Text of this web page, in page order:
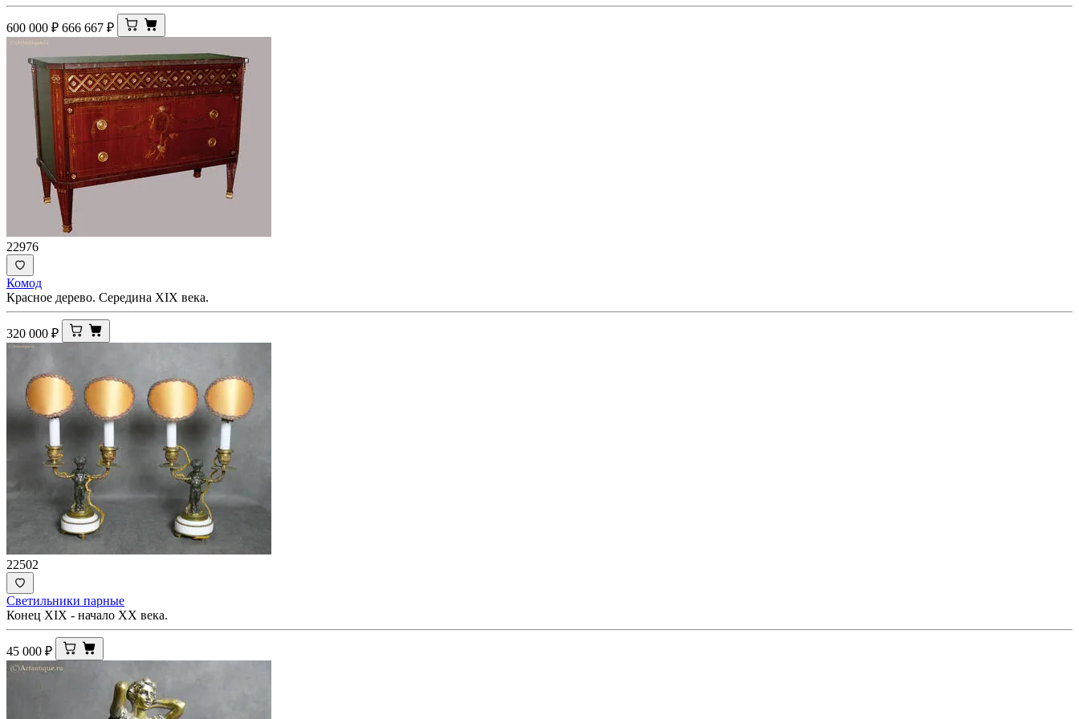
600 000 ₽ 666 667 ₽
22976
Комод
Красное дерево. Середина ХIХ века.
320 000 ₽
22502
Светильники парные
Конец XIX - начало ХХ века.
45 000 ₽